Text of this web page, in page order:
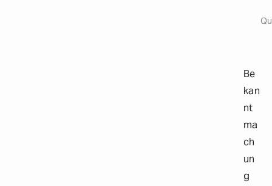
Be
kan
nt
ma
ch
un
g